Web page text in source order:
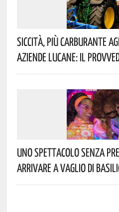
Siccità, Più Carburante
Aziende Lucane: Il
Uno Spettacolo Senza
Arrivare A Vaglio Di